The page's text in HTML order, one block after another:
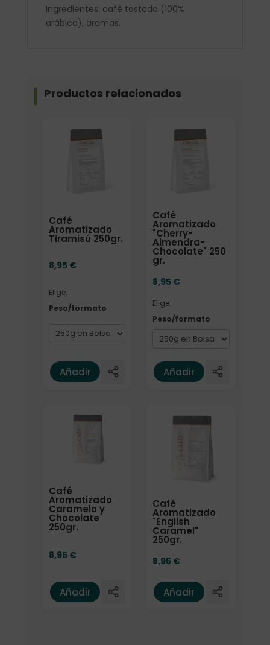
Ingredientes: café tostado (100%
arábica), aromas.
Productos relacionados
Café
Aromatizado
Tiramisú 250gr.
8,95 €
Elige:
Peso/formato
Elige: Peso/formato
Añadir
Café
Aromatizado
"Cherry-
Almendra-
Chocolate" 250
gr.
8,95 €
Elige:
Peso/formato
Elige: Peso/formato
Añadir
Café
Aromatizado
Caramelo y
Chocolate
250gr.
8,95 €
Añadir
Café
Aromatizado
"English
Caramel"
250gr.
8,95 €
Añadir